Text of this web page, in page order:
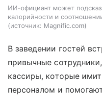
ИИ-официант может
калорийности и
источник: Magnific.com
В заведении гостей
привычные
кассиры, которые
персоналом и